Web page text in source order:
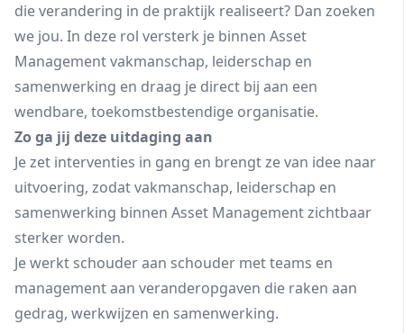
die verandering in de praktijk realiseert? Dan zoeken
we jou. In deze rol versterk je binnen Asset
Management vakmanschap, leiderschap en
samenwerking en draag je direct bij aan een
wendbare, toekomstbestendige organisatie.
Zo ga jij deze uitdaging aan
Je zet interventies in gang en brengt ze van idee naar
uitvoering, zodat vakmanschap, leiderschap en
samenwerking binnen Asset Management zichtbaar
sterker worden.
Je werkt schouder aan schouder met teams en
management aan veranderopgaven die raken aan
gedrag, werkwijzen en samenwerking.